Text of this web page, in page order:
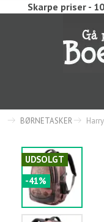
Skarpe priser -
BØRNETASKER
UDSOLGT
-41%